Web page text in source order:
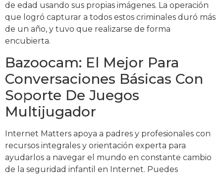
de edad usando sus propias imágenes. La operación
que logró capturar a todos estos criminales duró más
de un año, y tuvo que realizarse de forma
encubierta.
Bazoocam: El Mejor Para
Conversaciones Básicas Con
Soporte De Juegos
Multijugador
Internet Matters apoya a padres y profesionales con
recursos integrales y orientación experta para
ayudarlos a navegar el mundo en constante cambio
de la seguridad infantil en Internet. Puedes